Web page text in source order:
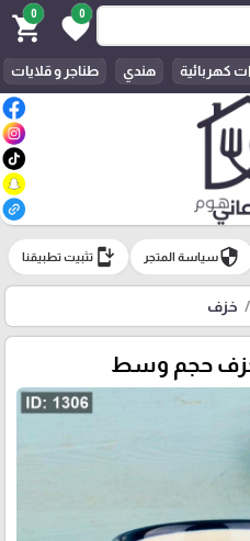
0
favorite
0
shopping_cart
كهربائية هندي طناجر و قلايات
securityسياسة المتجر install_mobile تثبيت تطبيقنا
خزف
حجم وسط